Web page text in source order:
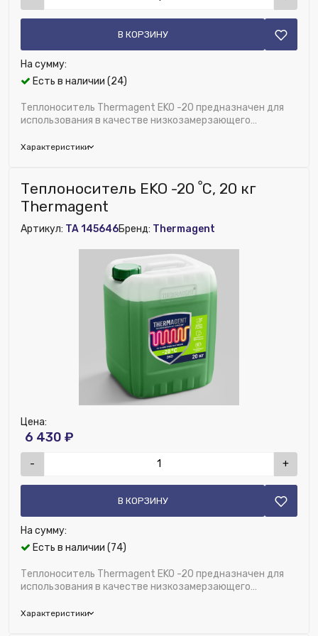
Есть в наличии (24)
Теплоноситель Thermagent EKO -20 предназначен для
использования в качестве низкозамерзающего
Характеристики
В КОРЗИНУ
На сумму:
Бренд:
Глубина (мм):
260
Исключить из публикации на веб-витрине mag1c:
Нет
Ширина (мм):285
Теплоноситель Thermagent EKO -20, 10
Температура начала кристализации,℃:
Тип теплоносителя:
Пропиленгликоль
Теплоноситель EKO -20 ﹾС, 20 кг
Thermagent
Артикул: TA 145646Бренд: Thermagent
Есть в наличии (74)
Теплоноситель Thermagent EKO -20 предназначен для
использования в качестве низкозамерзающего
Характеристики
Цена:
6 430 ₽
- +
В КОРЗИНУ
На сумму: